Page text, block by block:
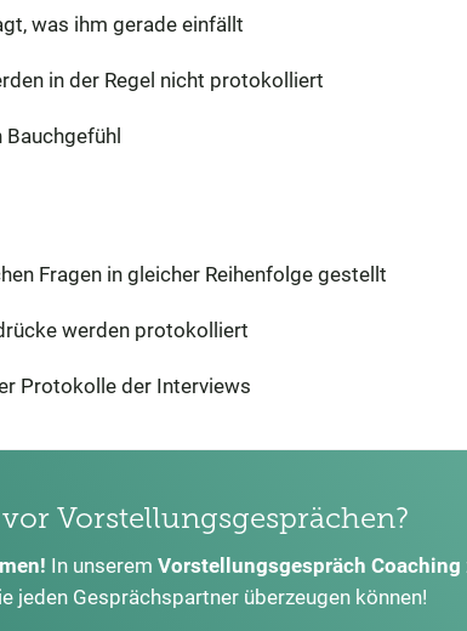
was ihm gerade einfällt
in der Regel nicht protokolliert
Fragen in gleicher Reihenfolge gestellt
werden protokolliert
Protokolle der Interviews
vor Vorstellungsgesprächen?
In unserem Vorstellungsgespräch Coaching
jeden Gesprächspartner überzeugen können!